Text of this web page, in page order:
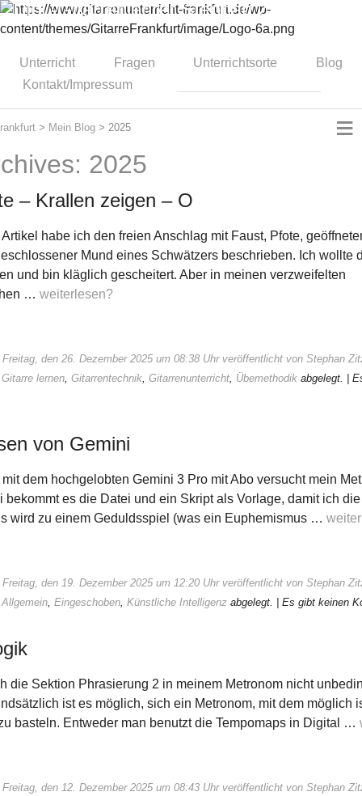
Dipl.-Gitarrenlehrer Stephan Zitzmann
Unterricht Fragen Unterrichtsorte
Blog
Kontakt/Impressum
≡
> Mein Blog > 2025
2025
– Krallen zeigen – O
habe ich den freien Anschlag mit Faust, Pfote,
Mund eines Schwätzers beschrieben. Ich wollte
und bin kläglich gescheitert. Aber in meinen verzweifelten
… weiterlesen?
den 26. Dezember 2025 um 08:38 Uhr veröffentlicht von Stephan
Gitarre lernen, Gitarrentechnik, Gitarrenunterricht, Übemethodik abgelegt. |
von Gemini
dem hochgelobten Gemini 3 Pro mit Abo versucht mein
bekommt es die Datei und ein Skript als Vorlage, damit ich
wird zu einem Geduldsspiel (was ein Euphemismus …
den 19. Dezember 2025 um 12:20 Uhr veröffentlicht von Stephan
Allgemein, Eingeschoben, Künstliche Intelligenz abgelegt. | Es gibt keinen
die Sektion Phrasierung 2 in meinem Metronom nicht
ist es möglich, sich ein Metronom, mit dem möglich
basteln. Entweder man benutzt die Tempomaps in Digital …
den 12. Dezember 2025 um 08:43 Uhr veröffentlicht von Stephan